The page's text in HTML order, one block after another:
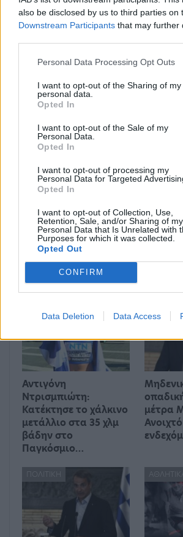
also be disclosed by us to third parties on
Downstream Participants that may further
Personal Data Processing Opt Outs
I want to opt-out of the Sharing of my
personal data.
Opted In
I want to opt-out of the Sale of my
Personal Data.
Opted In
I want to opt-out of processing my
Personal Data for Targeted
Opted In
I want to opt-out of Collection, Use,
Retention, Sale, and/or Sharing of my
Personal Data that Is Unrelated with
Purposes for which it was collected.
Opted Out
CONFIRM
Data Deletion Data Access
σύλλογο προς πώληση, μετά την
Ρωσίας στην Ουκρανία, προτού
έναν όμιλο με επικεφαλής τον
Premier League
ΠΡΟΗΓΟΎΜΕΝΟ ΆΡΘΡΟ
Πειθαρχική δίωξη στην
ΑΕΚ για καπνογόνα
Μπορεί επίσης να σε
Αντιγόνη
Ντρισμπιώτη:
Κατέκτησε το χάλκινο
μετάλλιο στα 35 χλμ
βάδην στο
Παγκόσμιο…
μέτρα
ΠΟΛΙΤΙΚΉ ΑΘΛΗΤΙΚΆ